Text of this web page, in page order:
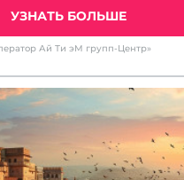
УЗНАТЬ БОЛЬШЕ
Ай Ти эМ групп-Центр»